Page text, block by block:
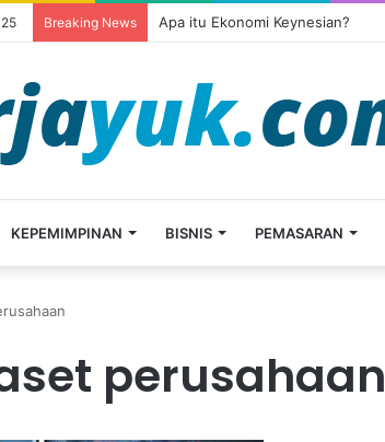
Breaking News Apa itu Ekonomi Keynesian?
KEPEMIMPINAN BISNIS PEMASARAN
perusahaan